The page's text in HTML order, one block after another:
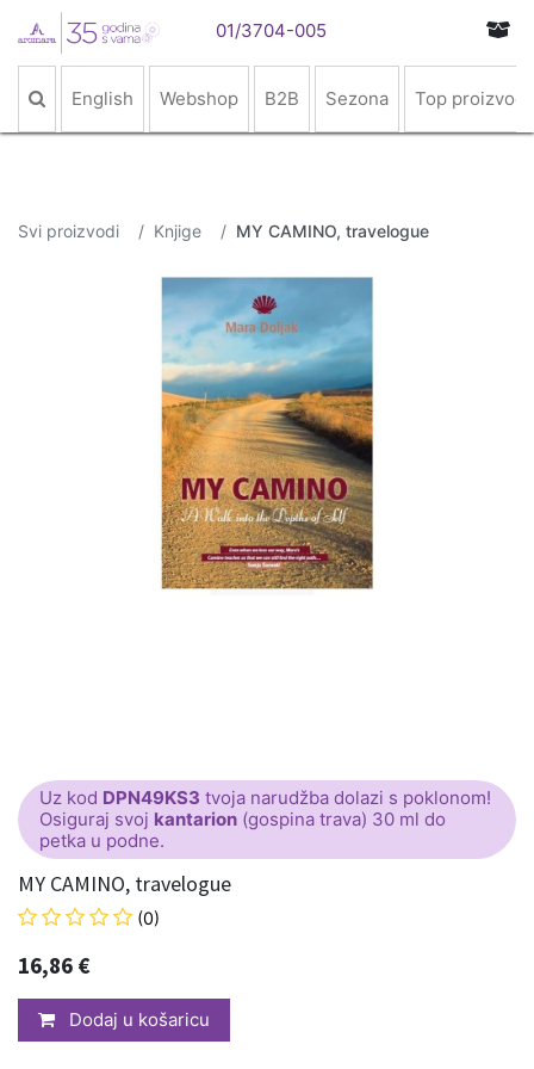
01/3704-005
English Webshop B2B Sezona Top proizvodi
Svi proizvodi Knjige MY CAMINO, travelogue
Uz kod DPN49KS3 tvoja narudžba dolazi s poklonom!
Osiguraj svoj kantarion (gospina trava) 30 ml do
petka u podne.
MY CAMINO, travelogue
(0)
16,86 €
Dodaj u košaricu